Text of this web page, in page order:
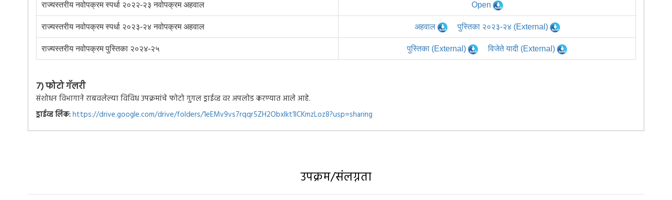
राज्यस्तरीय नवोपक्रम स्पर्धा २०२२-२३ नवोपक्रम अहवाल Open
राज्यस्तरीय नवोपक्रम स्पर्धा २०२३-२४ नवोपक्रम अहवाल अहवाल पुस्तिका २०२३-२४ (External)
राज्यस्तरीय नवोपक्रम पुस्तिका २०२४-२५ पुस्तिका (External) विजेते यादी (External)
७) फोटो गॅलरी
संशोधन विभागाने राबवलेल्या विविध उपक्रमांचे फोटो गुगल ड्राईव्ह वर अपलोड करण्यात आले आहे.
ड्राईव्ह लिंक:https://drive.google.com/drive/folders/1eEMv9vs7rqqr5ZH2Obxlkt1lCKmzLoz8?usp=sharing
उपक्रम/संलग्नता